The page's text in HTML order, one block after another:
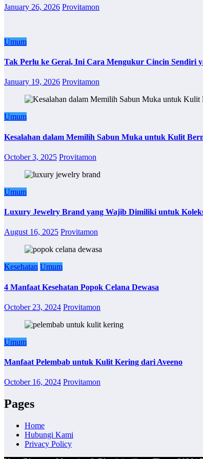
January 26, 2026 Provitamon
Umum
Tak Perlu ke Gerai, Ini Cara Mengukur Cincin Sendiri
January 19, 2026 Provitamon
Umum
Kesalahan dalam Memilih Sabun Muka untuk Kulit
October 3, 2025 Provitamon
Umum
Luxury Jewelry Brand yang Wajib Dimiliki untuk
August 16, 2025 Provitamon
Kesehatan Umum
4 Manfaat Kesehatan Popok Celana Dewasa
October 23, 2024 Provitamon
Umum
Manfaat Pelembab untuk Kulit Kering dari Aveeno
October 16, 2024 Provitamon
Pages
Home
Hubungi Kami
Privacy Policy